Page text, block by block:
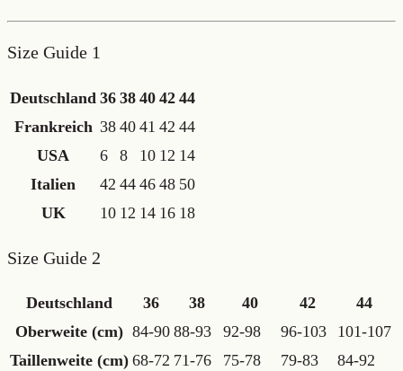
Size Guide 1
Deutschland 36 38 40 42 44
Frankreich 38 40 41 42 44
USA
6 8 10 12 14
Italien
42 44 46 48 50
UK
10 12 14 16 18
Size Guide 2
Deutschland 36 38 40 42
44
Oberweite (cm) 84-90 88-93 92-98 96-103
101-107
Taillenweite (cm) 68-72 71-76 75-78 79-83
84-92